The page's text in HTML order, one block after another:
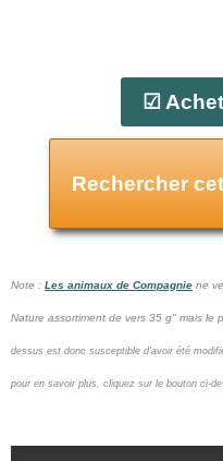
☑
Rechercher
Note : Les animaux de Compagnie ne
Nature assortiment de vers 35 g" mais le
dessus est donc susceptible d'avoir été
pour en savoir plus, cliquez sur le bouton ci-